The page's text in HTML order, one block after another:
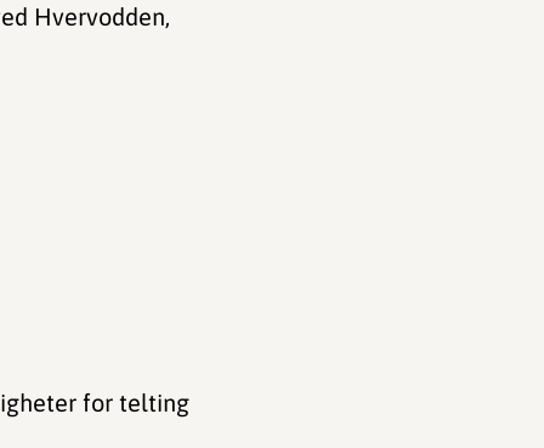
Hvervodden,
for telting